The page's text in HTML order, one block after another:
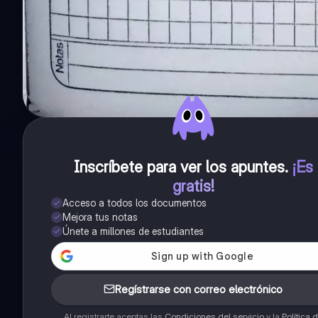
Inscríbete para ver los apuntes. ¡Es
gratis!
Acceso a todos los documentos
Mejora tus notas
Únete a millones de estudiantes
Regístrarse con correo electrónico